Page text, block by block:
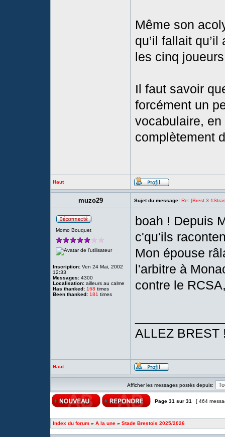
Même son
qu’il fallait
les cinq
Il faut savoir
forcément un
vocabulaire, en
complètement
Haut
muzo29 Sujet du message: Re: [Brest 3-
Momo Bouquet
Inscription: Ven 24 Mai, 2002
12:33
Messages: 4300
Localisation: ailleurs au calme
Has thanked: 168 times
Been thanked: 181 times
boah ! Depuis
c'qu'ils
Mon épouse
l'arbitre à
contre le
ALLEZ BREST
Haut
Afficher les messages postés depuis:
Page 31 sur 31 [ 464
Index du forum » A la une » Stade Brestois 2025/2026